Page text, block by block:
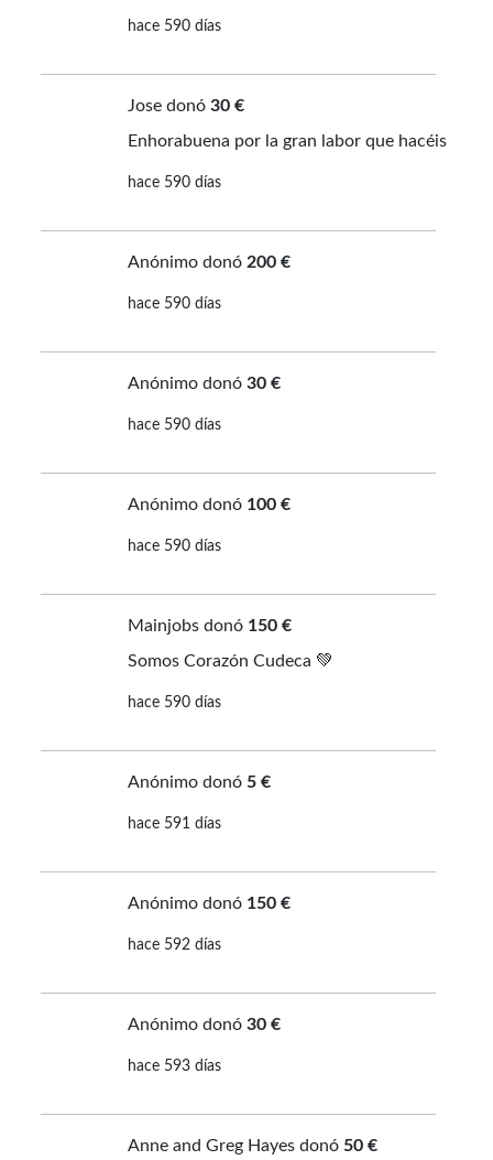
hace 590 días
Jose donó 30 €
Enhorabuena por la gran labor que hacéis
hace 590 días
Anónimo donó 200 €
hace 590 días
Anónimo donó 30 €
hace 590 días
Anónimo donó 100 €
hace 590 días
Mainjobs donó 150 €
Somos Corazón Cudeca 💚
hace 590 días
Anónimo donó 5 €
hace 591 días
Anónimo donó 150 €
hace 592 días
Anónimo donó 30 €
hace 593 días
Anne and Greg Hayes donó 50 €